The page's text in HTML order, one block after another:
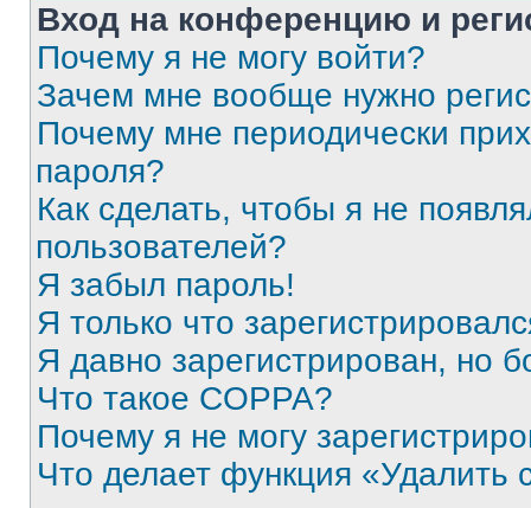
Вход на конференцию и
Почему я не могу войти?
Зачем мне вообще нужно
Почему мне периодически
пароля?
Как сделать, чтобы я не
пользователей?
Я забыл пароль!
Я только что
Я давно зарегистрирован, но
Что такое COPPA?
Почему я не могу
Что делает функция «Удалить